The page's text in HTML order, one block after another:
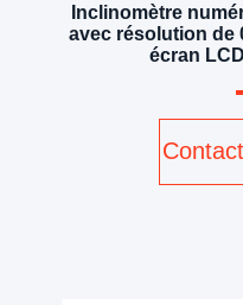
Inclinomètre
avec résolution de
écran